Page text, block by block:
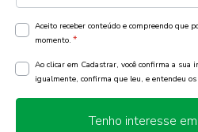
Aceito receber conteúdo e compreendo que
momento. *
Ao clicar em Cadastrar, você confirma a sua
igualmente, confirma que leu, e entendeu
Tenho interesse